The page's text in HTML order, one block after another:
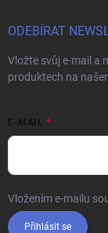
ODEBÍRAT
Vložte svůj e-mail a
produktech na
E-MAIL
Vložením e-mailu
Přihlásit se